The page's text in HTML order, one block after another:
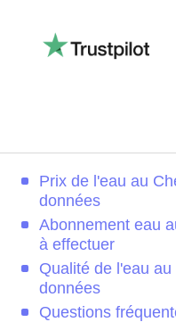
Prix de l'eau au
données
Abonnement eau
à effectuer
Qualité de l'eau
données
Questions